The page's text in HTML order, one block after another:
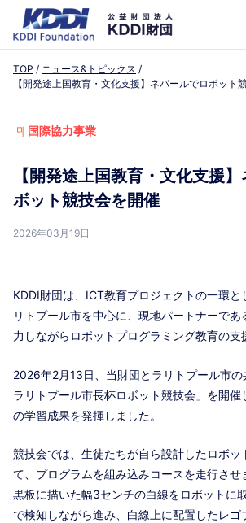
TOP
ニュース&トピックス
【開発途上国教育・文化支援】ネパールでロボット
国際協力事業
【開発途上国教育・文化支援
ボット競技会を開催
2026年03月19日
KDDI財団は、ICT教育プロジェクトの一環と
リトプール市を中心に、現地パートナーであ
力しながらロボットプログラミング教育の支
2026年2月13日、当財団とラリトプール市
ラリトプール市長杯ロボット競技会」を開催
の学習成果を発揮しました。
競技会では、生徒たちが自ら設計したロボッ
て、プログラムを組み込みコースを走行させ
黒板に描いた幅3センチの白線をロボットに
で検知しながら進み、白線上に配置したレゴ